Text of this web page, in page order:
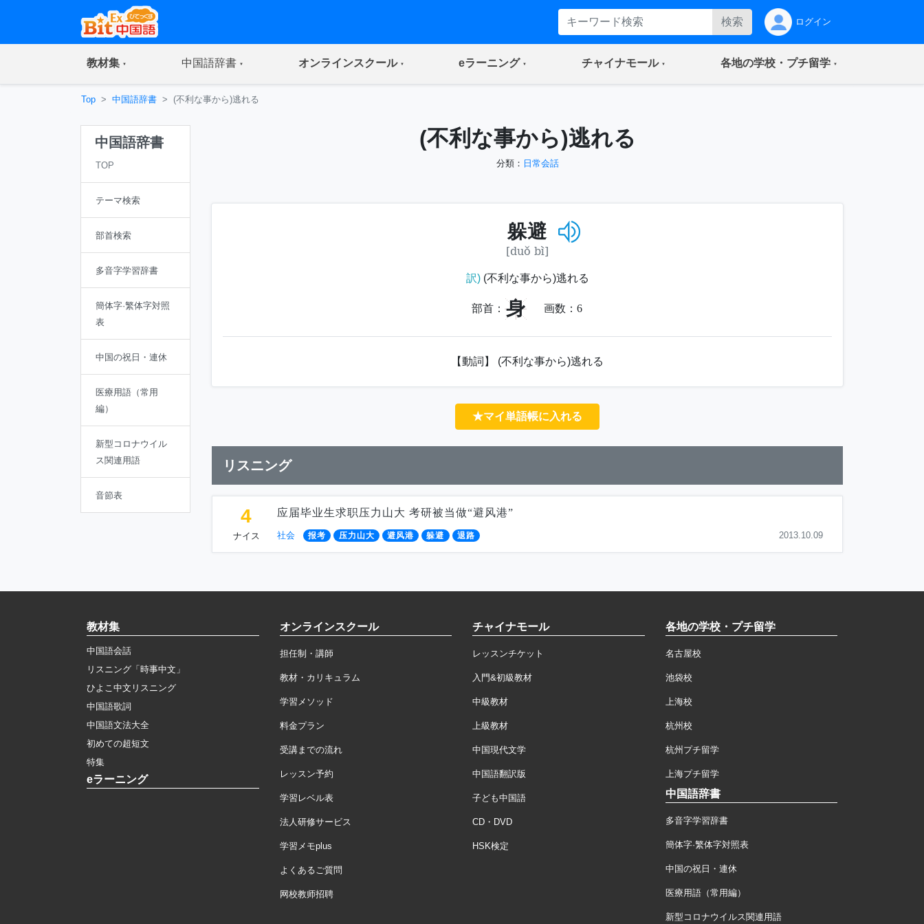
検索 ログイン
教材集(current) 中国語辞書(current) オンラインスクール(current) eラーニング(current) チャイナモール(current) 各地の学校・プチ留学(current)
Top 中国語辞書 (不利な事から)逃れる
中国語辞書
TOP
テーマ検索
部首検索
多音字学習辞書
簡体字·繁体字対照
表
中国の祝日・連休
医療用語（常用
編）
新型コロナウイル
ス関連用語
音節表
(不利な事から)逃れる
分類： 日常会話
躲避
[duǒ bì]
訳)(不利な事から)逃れる
部首： 身 画数： 6
【動詞】 (不利な事から)逃れる
★マイ単語帳に入れる
リスニング
4
ナイス
应届毕业生求职压力山大 考研被当做“避风港”
社会 报考 压力山大 避风港 躲避 退路 2013.10.09
教材集
中国語会話
リスニング「時事中文」
ひよこ中文リスニング
中国語歌詞
中国語文法大全
初めての超短文
特集
eラーニング
オンラインスクール
担任制・講師
教材・カリキュラム
学習メソッド
料金プラン
受講までの流れ
レッスン予約
学習レベル表
法人研修サービス
学習メモplus
よくあるご質問
网校教师招聘
チャイナモール
レッスンチケット
入門&初級教材
中級教材
上級教材
中国現代文学
中国語翻訳版
子ども中国語
CD・DVD
HSK検定
各地の学校・プチ留学
名古屋校
池袋校
上海校
杭州校
杭州プチ留学
上海プチ留学
中国語辞書
多音字学習辞書
簡体字·繁体字対照表
中国の祝日・連休
医療用語（常用編）
新型コロナウイルス関連用語